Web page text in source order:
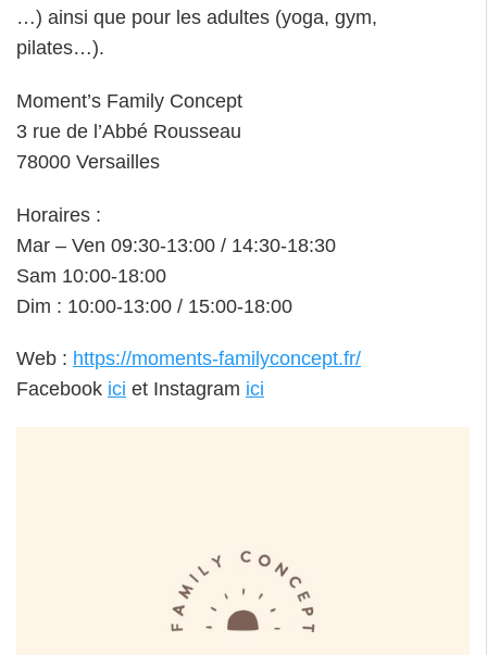
…) ainsi que pour les adultes (yoga, gym,
pilates…).
Moment’s Family Concept
3 rue de l’Abbé Rousseau
78000 Versailles
Horaires :
Mar – Ven 09:30-13:00 / 14:30-18:30
Sam 10:00-18:00
Dim : 10:00-13:00 / 15:00-18:00
Web : https://moments-familyconcept.fr/
Facebook ici et Instagram ici